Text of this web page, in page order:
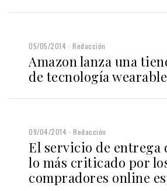
05/05/2014 Redacción
Amazon lanza una
de tecnología wearable
09/04/2014 Redacción
El servicio de entrega
lo más criticado por
compradores online